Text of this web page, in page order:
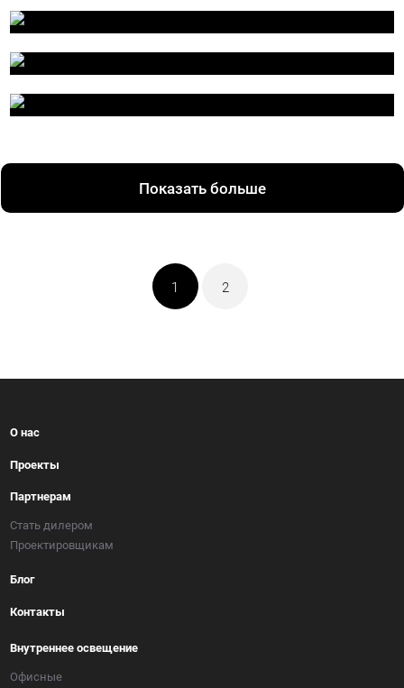
Показать больше
1 2
О нас
Проекты
Партнерам
Стать дилером
Проектировщикам
Блог
Контакты
Внутреннее освещение
Офисные